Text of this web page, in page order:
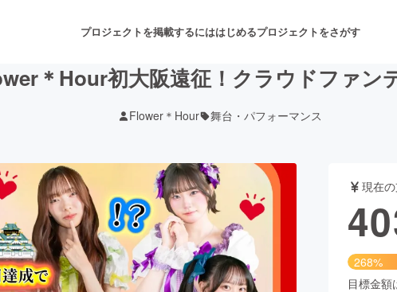
プロジェクトを掲載するにははじめるプロジェクトをさがす
音楽 舞台・パフォーマンス
ゲーム・サービス開発
書籍・雑誌出版
＊Hour初大阪遠征！クラウドファン
Flower＊Hour 舞台・パフォーマンス
現在
268%
目標金額